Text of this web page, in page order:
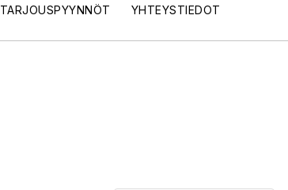
TARJOUSPYYNNÖT YHTEYSTIEDOT